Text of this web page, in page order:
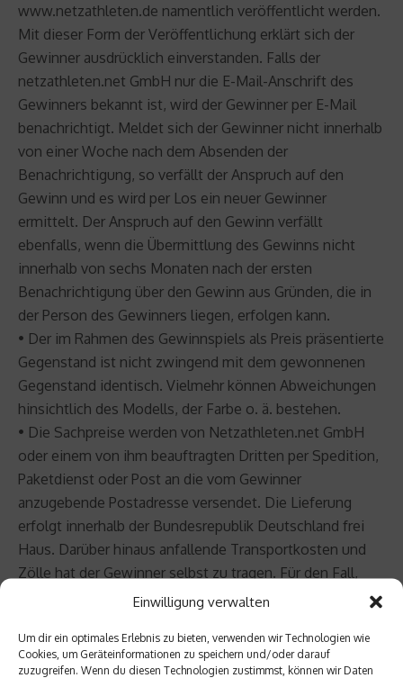
Einwilligung verwalten
Um dir ein optimales Erlebnis zu bieten, verwenden wir Technologien wie
Cookies, um Geräteinformationen zu speichern und/oder darauf
zuzugreifen. Wenn du diesen Technologien zustimmst, können wir Daten
www.netzathleten.de namentlich veröffentlicht werden.
Mit dieser Form der Veröffentlichung erklärt sich der
Gewinner ausdrücklich einverstanden. Falls der
netzathleten.net GmbH nur die E-Mail-Anschrift des
Gewinners bekannt ist, wird der Gewinner per E-Mail
benachrichtigt. Meldet sich der Gewinner nicht innerhalb
von einer Woche nach dem Absenden der
Benachrichtigung, so verfällt der Anspruch auf den
Gewinn und es wird per Los ein neuer Gewinner
ermittelt. Der Anspruch auf den Gewinn verfällt
ebenfalls, wenn die Übermittlung des Gewinns nicht
innerhalb von sechs Monaten nach der ersten
Benachrichtigung über den Gewinn aus Gründen, die in
der Person des Gewinners liegen, erfolgen kann.
• Der im Rahmen des Gewinnspiels als Preis präsentierte
Gegenstand ist nicht zwingend mit dem gewonnenen
Gegenstand identisch. Vielmehr können Abweichungen
hinsichtlich des Modells, der Farbe o. ä. bestehen.
• Die Sachpreise werden von Netzathleten.net GmbH
oder einem von ihm beauftragten Dritten per Spedition,
Paketdienst oder Post an die vom Gewinner
anzugebende Postadresse versendet. Die Lieferung
erfolgt innerhalb der Bundesrepublik Deutschland frei
Haus. Darüber hinaus anfallende Transportkosten und
Zölle hat der Gewinner selbst zu tragen. Für den Fall,
dass die Lieferung über eine Spedition erfolgt, wird sich
um einen Liefertermin zu vereinbaren. Die Anlieferung
erfolgt in der Regel montags bis freitags zwischen 8.00